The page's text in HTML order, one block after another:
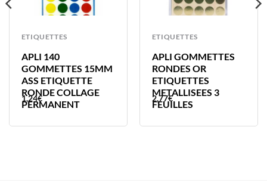
ETIQUETTES
APLI 140
GOMMETTES 15MM
ASS ETIQUETTE
RONDE COLLAGE
PERMANENT
1,24€
ETIQUETTES
APLI GOMMETTES
RONDES OR
ETIQUETTES
METALLISEES 3
FEUILLES
2,77€